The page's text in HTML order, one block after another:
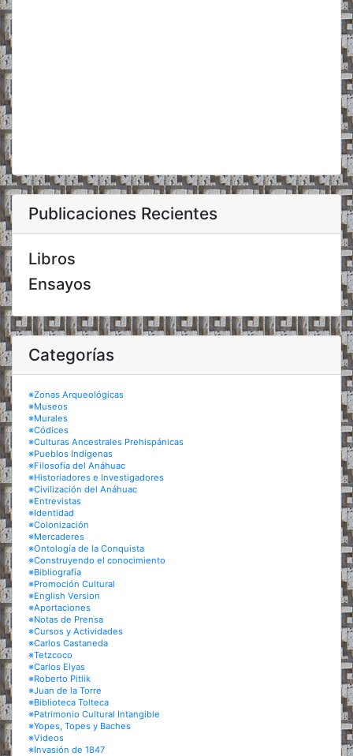
Publicaciones Recientes
Libros
Ensayos
Categorías
※Zonas Arqueológicas
※Museos
※Murales
※Códices
※Culturas Ancestrales Prehispánicas
※Pueblos Indígenas
※Filosofía del Anáhuac
※Historiadores e Investigadores
※Civilización del Anáhuac
※Entrevistas
※Identidad
※Colonización
※Mercaderes
※Ontología de la Conquista
※Construyendo el conocimiento
※Bibliografía
※Promoción Cultural
※English Version
※Aportaciones
※Notas de Prensa
※Cursos y Actividades
※Carlos Castaneda
※Tetzcoco
※Carlos Elyas
※Roberto Pitlik
※Juan de la Torre
※Biblioteca Tolteca
※Patrimonio Cultural Intangible
※Yopes, Topes y Baches
※Videos
※Invasión de 1847